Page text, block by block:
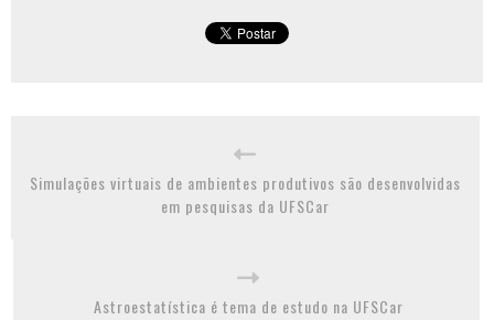
Simulações virtuais de ambientes produtivos são desenvolvidas
em pesquisas da UFSCar
Astroestatística é tema de estudo na UFSCar